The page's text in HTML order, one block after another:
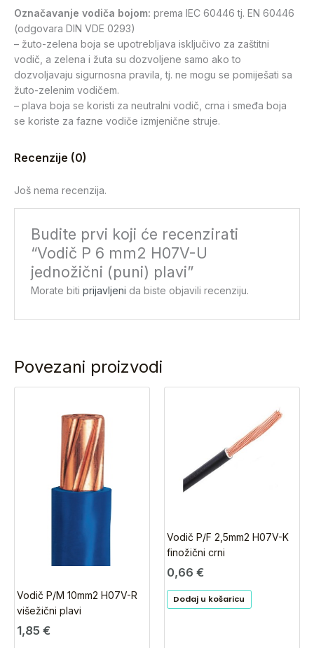
Označavanje vodiča bojom: prema IEC 60446 tj. EN 60446
(odgovara DIN VDE 0293)
– žuto-zelena boja se upotrebljava isključivo za zaštitni
vodič, a zelena i žuta su dozvoljene samo ako to
dozvoljavaju sigurnosna pravila, tj. ne mogu se pomiješati sa
žuto-zelenim vodičem.
– plava boja se koristi za neutralni vodič, crna i smeđa boja
se koriste za fazne vodiče izmjenične struje.
Recenzije (0)
Još nema recenzija.
Budite prvi koji će recenzirati
“Vodič P 6 mm2 H07V-U
jednožični (puni) plavi”
Morate bitiprijavljeni da biste objavili recenziju.
Povezani proizvodi
Vodič P/M 10mm2 H07V-R
višežični plavi
1,85 €
Vodič P/F 2,5mm2 H07V-K
finožični crni
0,66 €
Dodaj u košaricu